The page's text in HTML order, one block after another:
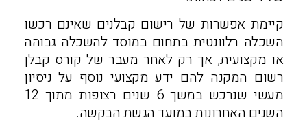
קיימת אפשרות של רישום קבלנים שאינם רכשו
השכלה רלוונטית בתחום במוסד להשכלה גבוהה
או מקצועית, אך רק לאחר מעבר של קורס קבלן
רשום המקנה להם ידע מקצועי נוסף על ניסיון
מעשי שנרכש במשך 6 שנים רצופות מתוך 12
השנים האחרונות במועד הגשת הבקשה.